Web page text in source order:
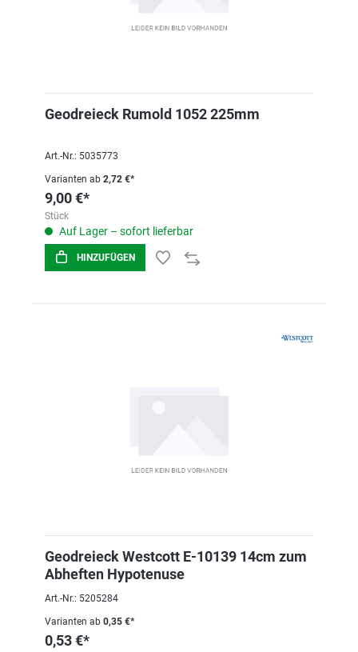
Geodreieck Rumold 1052 225mm
Art.-Nr.: 5035773
Varianten ab 2,72 €*
9,00 €*
Stück
Auf Lager – sofort lieferbar
HINZUFÜGEN
Geodreieck Westcott E-10139 14cm zum
Abheften Hypotenuse
Art.-Nr.: 5205284
Varianten ab 0,35 €*
0,53 €*